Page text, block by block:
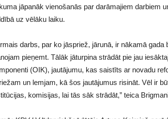
jāpanāk vienošanās par darāmajiem darbiem
uz vēlāku laiku.
darbs, par ko jāspriež, jārunā, ir nākamā
pieņemt. Tālāk jāturpina strādāt pie jau
(OIK), jautājumu, kas saistīts ar novadu
un lemjam, kā šos jautājumus risināt. Vēl ir
komisijas, lai tās sāk strādāt,” teica